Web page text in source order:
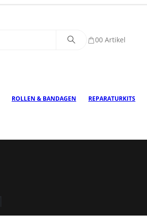
00 Artikel
ROLLEN & BANDAGEN REPARATURKITS